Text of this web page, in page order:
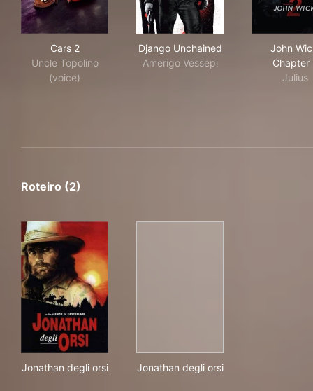
Cars 2
Uncle Topolino
(voice)
Django Unchained
Amerigo Vessepi
John
Chapter
Julius
Roteiro (2)
Jonathan degli orsi Jonathan degli orsi